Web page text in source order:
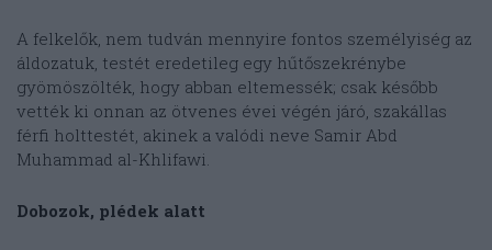
A felkelők, nem tudván mennyire fontos személyiség az
áldozatuk, testét eredetileg egy hűtőszekrénybe
gyömöszölték, hogy abban eltemessék; csak később
vették ki onnan az ötvenes évei végén járó, szakállas
férfi holttestét, akinek a valódi neve Samir Abd
Muhammad al-Khlifawi.
Dobozok, plédek alatt